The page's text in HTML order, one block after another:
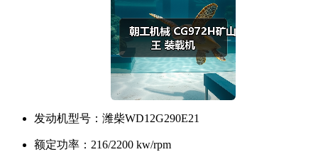
发动机型号： 潍柴WD12G290E21
额定功率： 216/2200 kw/rpm